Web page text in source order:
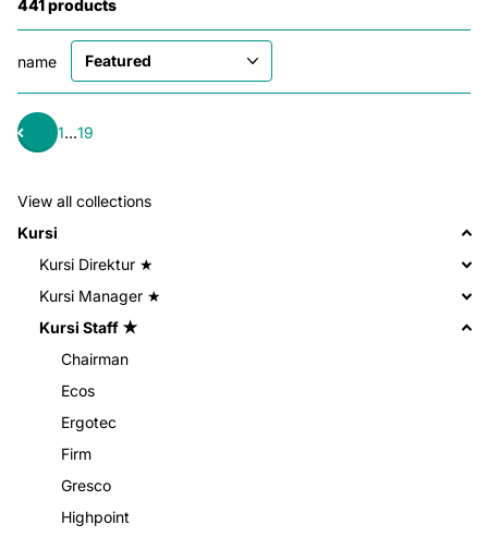
441 products
name
1…19
View all collections
Kursi
Kursi Direktur ★
Kursi Manager ★
Kursi Staff ★
Chairman
Ecos
Ergotec
Firm
Gresco
Highpoint